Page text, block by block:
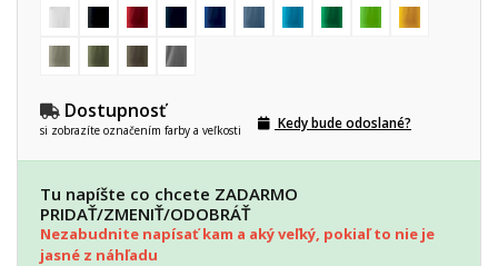
Dostupnosť
si zobrazíte označením farby a veľkosti Kedy bude odoslané?
Tu napíšte co chcete ZADARMO
PRIDAŤ/ZMENIŤ/ODOBRÁŤ
Nezabudnite napísať kam a aký veľký, pokiaľ to nie je
jasné z náhľadu